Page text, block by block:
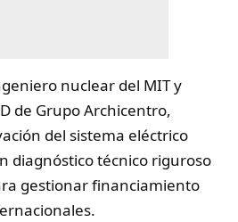
nuclear del MIT y
de Grupo Archicentro,
del sistema eléctrico
diagnóstico técnico riguroso
gestionar financiamiento